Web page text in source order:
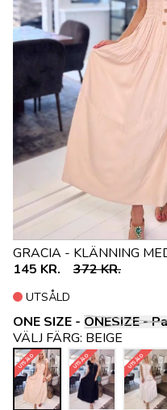
GRACIA - KLÄNNING
ONE SIZE -
UTSÅLD
145 KR. 372 KR.
VÄLJ FÄRG: BEIGE
UTSÅLD UTSÅLD UTSÅLD